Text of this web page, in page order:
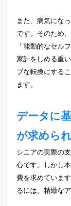
また、病気にな
です。そのため
「能動的なセル
家計をしめる重
ブな転換にする
ます。
データに
が求めら
シニアの実際の
心です。しかし
費を求めていま
るには、精緻な